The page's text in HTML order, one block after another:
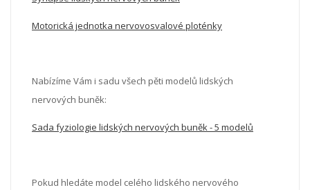
Motorická jednotka nervovosvalové ploténky
Nabízíme Vám i sadu všech pěti modelů lidských
nervových buněk:
Sada fyziologie lidských nervových buněk - 5 modelů
Pokud hledáte model celého lidského nervového